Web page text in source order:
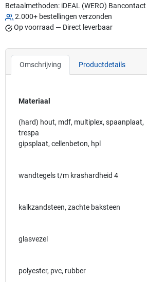
Betaalmethoden: iDEAL (WERO) Bancontact
2.000+ bestellingen verzonden
Op voorraad — Direct leverbaar
Omschrijving Productdetails
Materiaal
(hard) hout, mdf, multiplex, spaanplaat,
trespa
gipsplaat, cellenbeton, hpl
wandtegels t/m krashardheid 4
kalkzandsteen, zachte baksteen
glasvezel
polyester, pvc, rubber